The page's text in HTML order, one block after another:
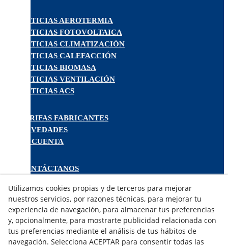
NOTICIAS AEROTERMIA
NOTICIAS FOTOVOLTAICA
NOTICIAS CLIMATIZACIÓN
NOTICIAS CALEFACCIÓN
NOTICIAS BIOMASA
NOTICIAS VENTILACIÓN
NOTICIAS ACS
TARIFAS FABRICANTES
NOVEDADES
MI CUENTA
CONTÁCTANOS
TRABAJA CON NOSOTROS
¿QUIENES SOMOS?
AVISO LEGAL
POLÍTICA DE COOKIES
Utilizamos cookies propias y de terceros para mejorar
nuestros servicios, por razones técnicas, para mejorar tu
experiencia de navegación, para almacenar tus preferencias
y, opcionalmente, para mostrarte publicidad relacionada con
tus preferencias mediante el análisis de tus hábitos de
navegación. Selecciona ACEPTAR para consentir todas las